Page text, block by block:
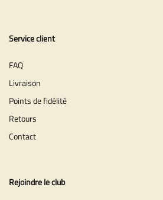
Service client
FAQ
Livraison
Points de fidélité
Retours
Contact
Rejoindre le club